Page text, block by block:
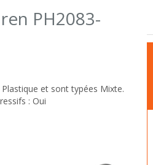
PH2083-
et sont typées Mixte.
: Oui